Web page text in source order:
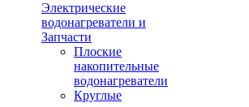
Электрические
водонагреватели и
Запчасти
Плоские
накопительные
водонагреватели
Круглые